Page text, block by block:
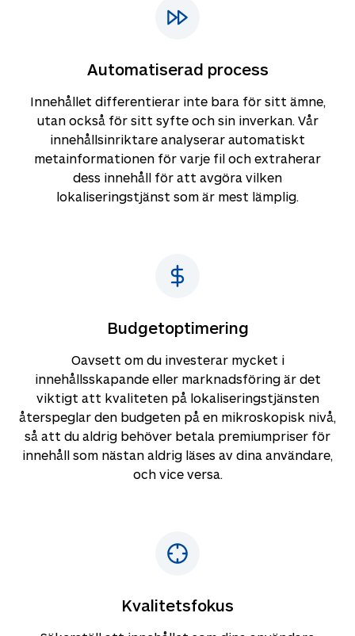
Automatiserad process
Innehållet differentierar inte bara för sitt ämne,
utan också för sitt syfte och sin inverkan. Vår
innehållsinriktare analyserar automatiskt
metainformationen för varje fil och extraherar
dess innehåll för att avgöra vilken
lokaliseringstjänst som är mest lämplig.
Budgetoptimering
Oavsett om du investerar mycket i
innehållsskapande eller marknadsföring är det
viktigt att kvaliteten på lokaliseringstjänsten
återspeglar den budgeten på en mikroskopisk nivå,
så att du aldrig behöver betala premiumpriser för
innehåll som nästan aldrig läses av dina användare,
och vice versa.
Kvalitetsfokus